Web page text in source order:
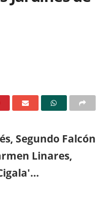
Segundo Falcón
Linares,